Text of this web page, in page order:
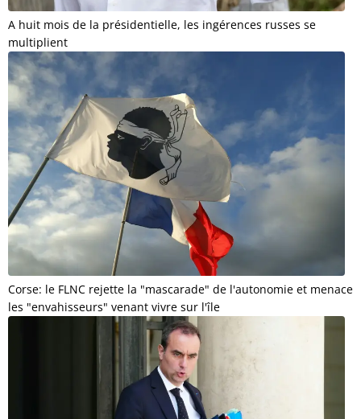
A huit mois de la présidentielle, les ingérences russes se
multiplient
Corse: le FLNC rejette la "mascarade" de l'autonomie et menace
les "envahisseurs" venant vivre sur l'île